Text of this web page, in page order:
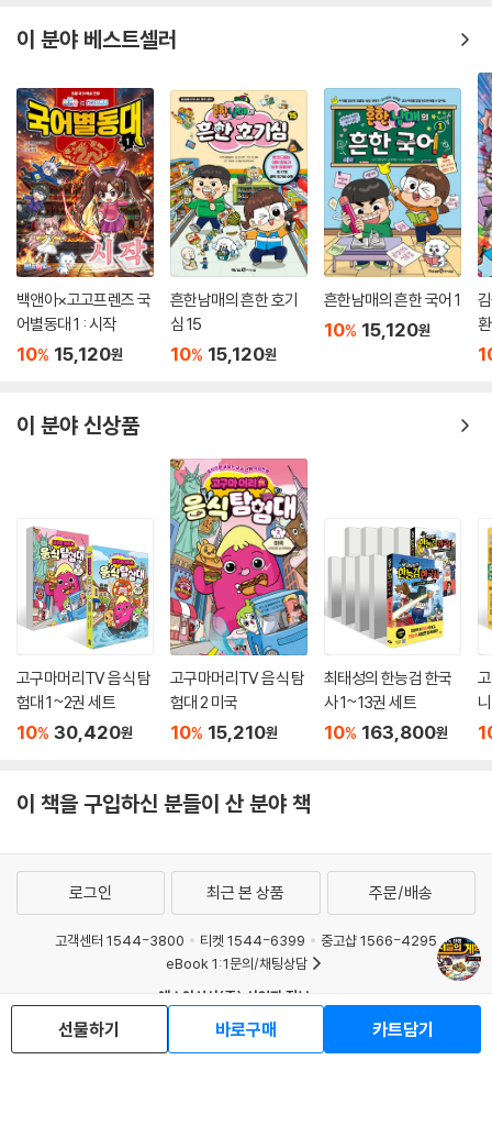
이 분야 베스트셀러
백앤아×고고프렌즈 국
어별동대 1 : 시작
10% 15,120원
흔한남매의 흔한 호기
심 15
10% 15,120원
흔한남매의 흔한 국어 1
10% 15,120원
이 분야 신상품
고구마머리TV 음식 탐
험대 1~2권 세트
10% 30,420원
고구마머리TV 음식 탐
험대 2 미국
10% 15,210원
최태성의 한능검 한국
사 1~13권 세트
10% 163,800원
트
이 책을 구입하신 분들이 산 분야 책
선물하기 바로구매 카트담기
로그인 최근 본 상품 주문/배송
고객센터 1544-3800 티켓 1544-6399
중고샵 1566-4295
eBook 1:1문의/채팅상담
예스이십사(주) 사업자 정보
개인정보처리방침
청소년보호정책
PC버전
회사소개
거래처관계자께